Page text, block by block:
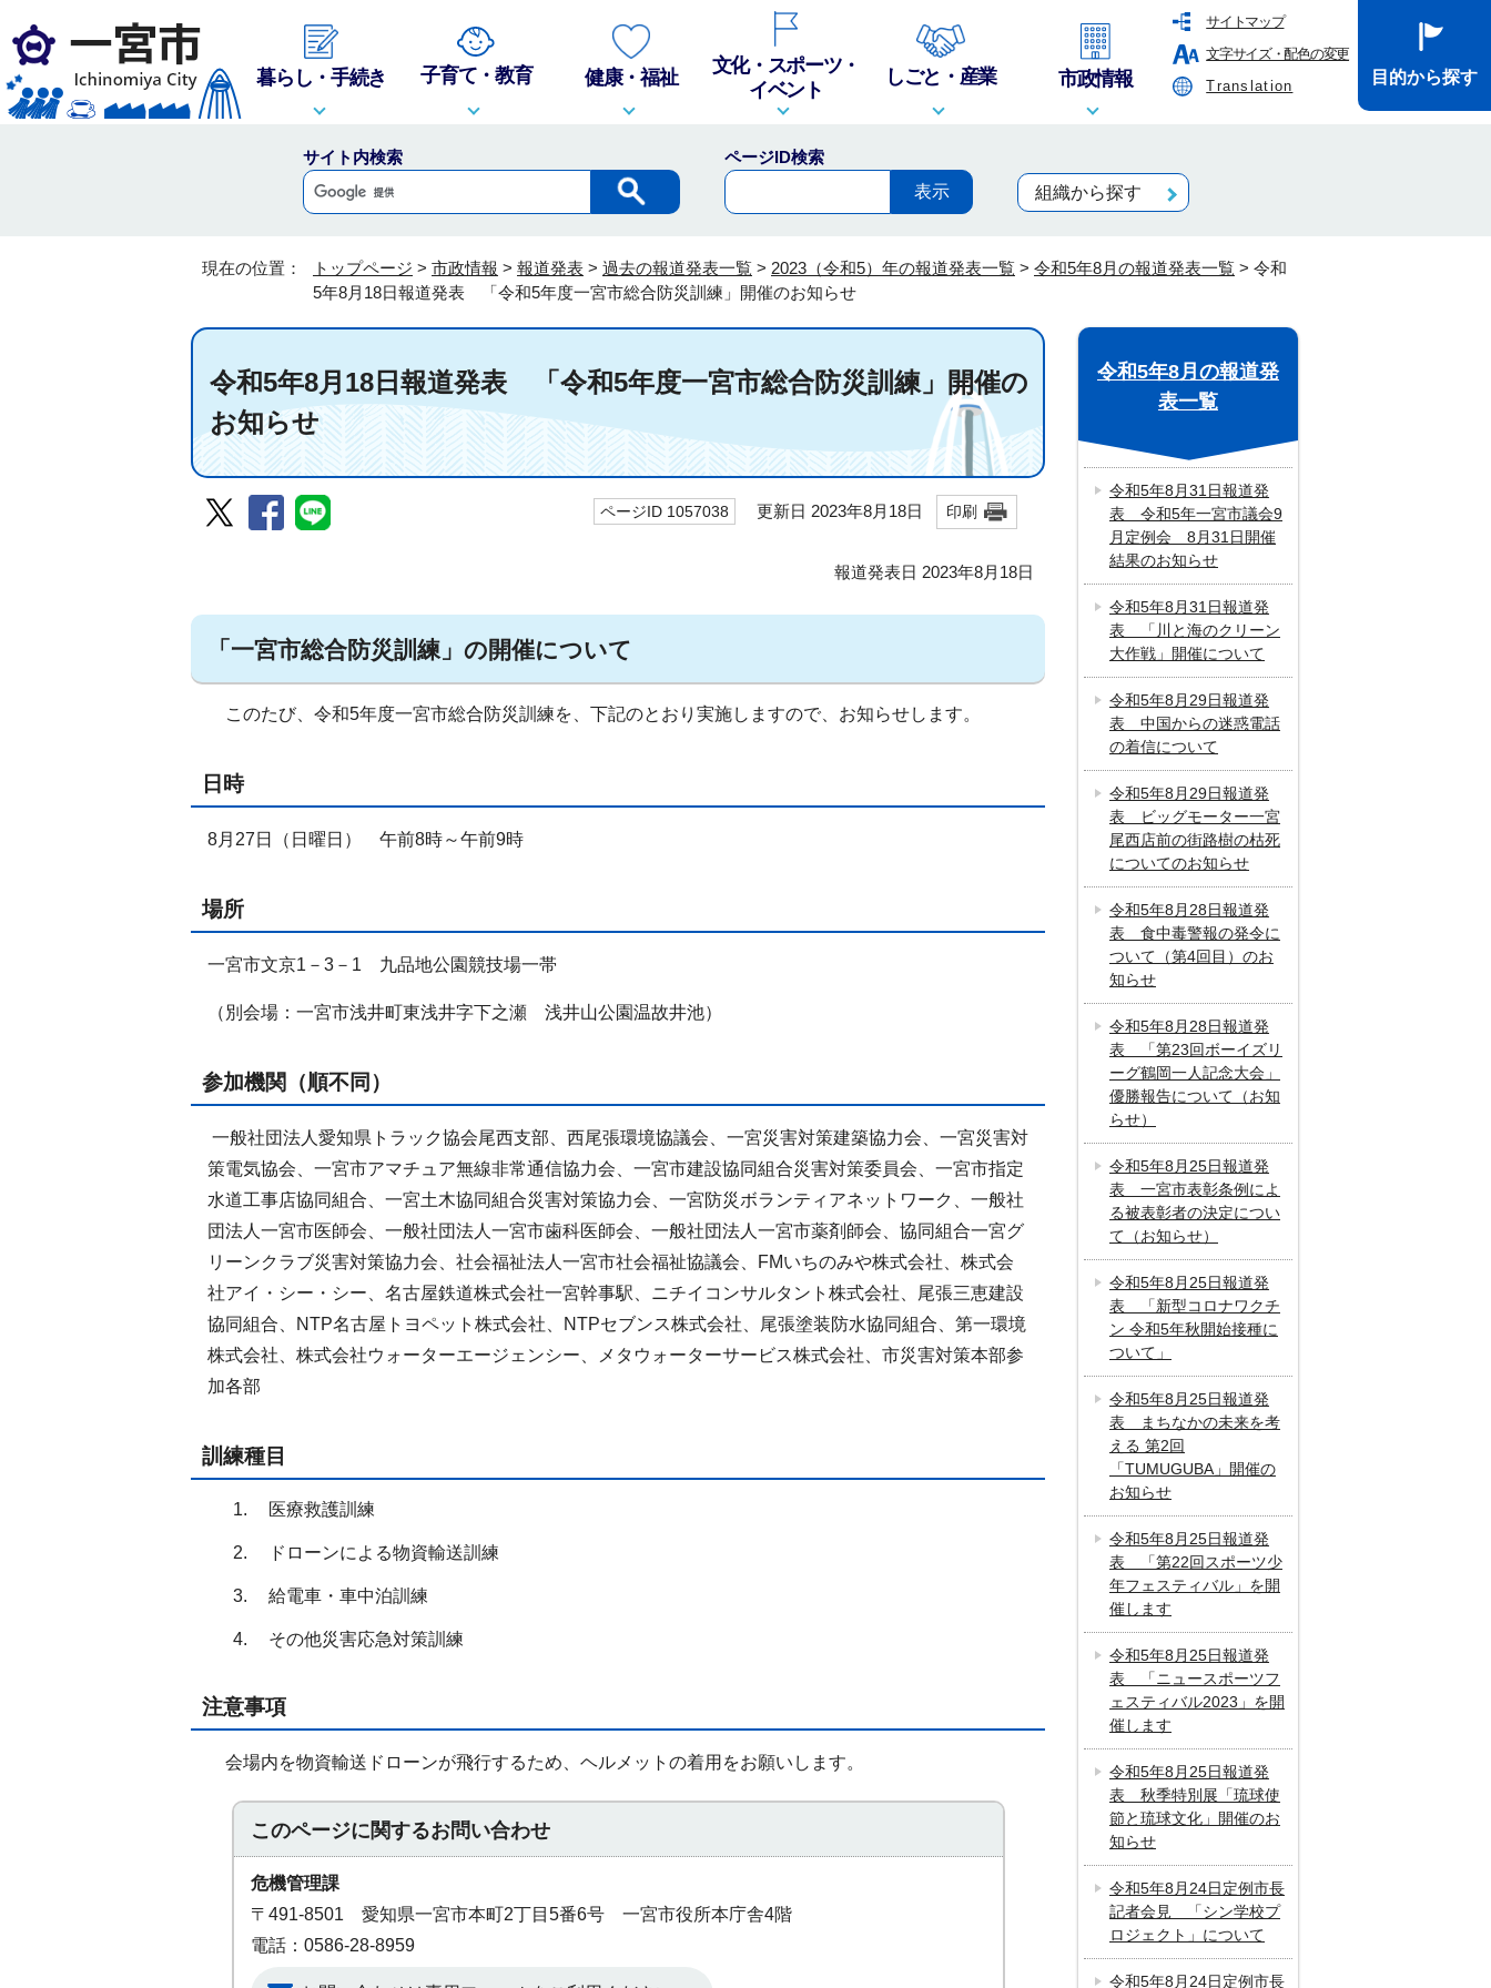
サイトマップ
文字サイズ・配色の変更
Translation
暮らし・手続き 子育て・教育 健康・福祉
文化・スポーツ・
イベント
しごと・産業 市政情報 目的から探す
サイト内検索
ページID検索
組織から探す
現在の位置： トップページ > 市政情報 > 報道発表 > 過去の報道発表一覧 > 2023（令和5）年の報道発表一覧 > 令和5年8月の報道発表一覧 > 令和
5年8月18日報道発表 「令和5年度一宮市総合防災訓練」開催のお知らせ
令和5年8月18日報道発表 「令和5年度一宮市総合防災訓練」開催の
お知らせ
ページID 1057038 更新日 2023年8月18日 印刷
報道発表日 2023年8月18日
「一宮市総合防災訓練」の開催について
このたび、令和5年度一宮市総合防災訓練を、下記のとおり実施しますので、お知らせします。
日時
8月27日（日曜日） 午前8時～午前9時
場所
一宮市文京1－3－1 九品地公園競技場一帯
（別会場：一宮市浅井町東浅井字下之瀬 浅井山公園温故井池）
参加機関（順不同）
一般社団法人愛知県トラック協会尾西支部、西尾張環境協議会、一宮災害対策建築協力会、一宮災害対
策電気協会、一宮市アマチュア無線非常通信協力会、一宮市建設協同組合災害対策委員会、一宮市指定
水道工事店協同組合、一宮土木協同組合災害対策協力会、一宮防災ボランティアネットワーク、一般社
団法人一宮市医師会、一般社団法人一宮市歯科医師会、一般社団法人一宮市薬剤師会、協同組合一宮グ
リーンクラブ災害対策協力会、社会福祉法人一宮市社会福祉協議会、FMいちのみや株式会社、株式会
社アイ・シー・シー、名古屋鉄道株式会社一宮幹事駅、ニチイコンサルタント株式会社、尾張三恵建設
協同組合、NTP名古屋トヨペット株式会社、NTPセブンス株式会社、尾張塗装防水協同組合、第一環境
株式会社、株式会社ウォーターエージェンシー、メタウォーターサービス株式会社、市災害対策本部参
加各部
訓練種目
医療救護訓練
ドローンによる物資輸送訓練
給電車・車中泊訓練
その他災害応急対策訓練
注意事項
会場内を物資輸送ドローンが飛行するため、ヘルメットの着用をお願いします。
このページに関するお問い合わせ
危機管理課
〒491-8501 愛知県一宮市本町2丁目5番6号 一宮市役所本庁舎4階
電話：0586-28-8959
令和5年8月の報道発
表一覧
令和5年8月31日報道発
表 令和5年一宮市議会9
月定例会 8月31日開催
結果のお知らせ
令和5年8月31日報道発
表 「川と海のクリーン
大作戦」開催について
令和5年8月29日報道発
表 中国からの迷惑電話
の着信について
令和5年8月29日報道発
表 ビッグモーター一宮
尾西店前の街路樹の枯死
についてのお知らせ
令和5年8月28日報道発
表 食中毒警報の発令に
ついて（第4回目）のお
知らせ
令和5年8月28日報道発
表 「第23回ボーイズリ
ーグ鶴岡一人記念大会」
優勝報告について（お知
らせ）
令和5年8月25日報道発
表 一宮市表彰条例によ
る被表彰者の決定につい
て（お知らせ）
令和5年8月25日報道発
表 「新型コロナワクチ
ン 令和5年秋開始接種に
ついて」
令和5年8月25日報道発
表 まちなかの未来を考
える 第2回
「TUMUGUBA」開催の
お知らせ
令和5年8月25日報道発
表 「第22回スポーツ少
年フェスティバル」を開
催します
令和5年8月25日報道発
表 「ニュースポーツフ
ェスティバル2023」を開
催します
令和5年8月25日報道発
表 秋季特別展「琉球使
節と琉球文化」開催のお
知らせ
令和5年8月24日定例市長
記者会見 「シン学校プ
ロジェクト」について
令和5年8月24日定例市長